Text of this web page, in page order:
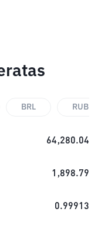
BRL RUB
64,280.04
1,898.79
0.99913